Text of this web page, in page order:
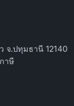
จ.ปทุมธานี 12140
าษี